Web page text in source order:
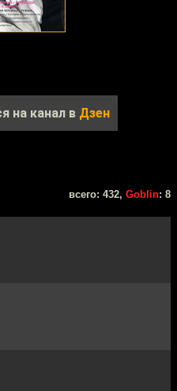
на канал в Дзен
всего: 432, Goblin: 8